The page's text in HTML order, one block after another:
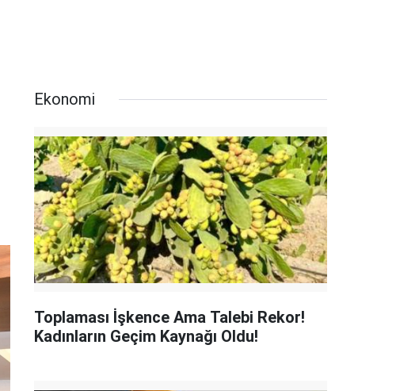
Ekonomi
Toplaması İşkence Ama Talebi Rekor!
Kadınların Geçim Kaynağı Oldu!